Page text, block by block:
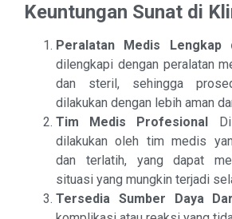
Keuntungan Sunat di
Peralatan Medis Lengkap
dilengkapi dengan peralatan
dan steril, sehingga
dilakukan dengan lebih aman
Tim Medis Profesional
dilakukan oleh tim medis
dan terlatih, yang dapat
situasi yang mungkin terjadi
Tersedia Sumber Daya